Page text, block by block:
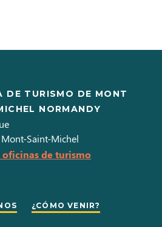
DE TURISMO DE MONT
NORMANDY
Mont-Saint-Michel
oficinas de turismo
¿CÓMO VENIR?